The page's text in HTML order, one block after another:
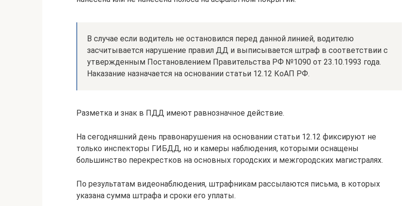
В случае если водитель не остановился перед данной линией, водителю
засчитывается нарушение правил ДД и выписывается штраф в соответствии с
утвержденным Постановлением Правительства РФ №1090 от 23.10.1993 года.
Наказание назначается на основании статьи 12.12 КоАП РФ.
Разметка и знак в ПДД имеют равнозначное действие.
На сегодняшний день правонарушения на основании статьи 12.12 фиксируют не
только инспекторы ГИБДД, но и камеры наблюдения, которыми оснащены
большинство перекрестков на основных городских и межгородских магистралях.
По результатам видеонаблюдения, штрафникам рассылаются письма, в которых
указана сумма штрафа и сроки его уплаты.